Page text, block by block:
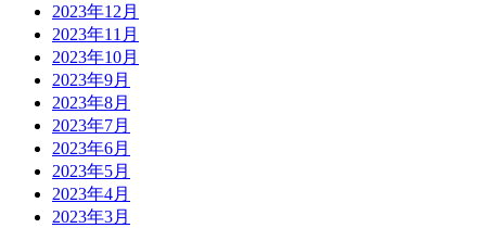
2023年12月
2023年11月
2023年10月
2023年9月
2023年8月
2023年7月
2023年6月
2023年5月
2023年4月
2023年3月